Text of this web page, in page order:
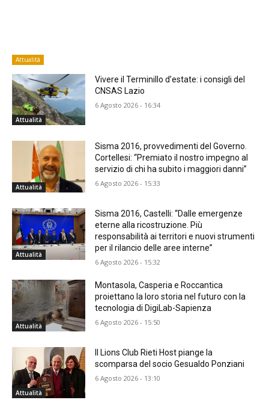
Attualità
Attualità
Vivere il Terminillo d’estate: i consigli del
CNSAS Lazio
6 Agosto 2026 - 16:34
Attualità
Sisma 2016, provvedimenti del Governo.
Cortellesi: “Premiato il nostro impegno al
servizio di chi ha subito i maggiori danni”
6 Agosto 2026 - 15:33
Attualità
Sisma 2016, Castelli: “Dalle emergenze
eterne alla ricostruzione. Più
responsabilità ai territori e nuovi strumenti
per il rilancio delle aree interne”
6 Agosto 2026 - 15:32
Attualità
Montasola, Casperia e Roccantica
proiettano la loro storia nel futuro con la
tecnologia di DigiLab-Sapienza
6 Agosto 2026 - 15:50
Attualità
Il Lions Club Rieti Host piange la
scomparsa del socio Gesualdo Ponziani
6 Agosto 2026 - 13:10